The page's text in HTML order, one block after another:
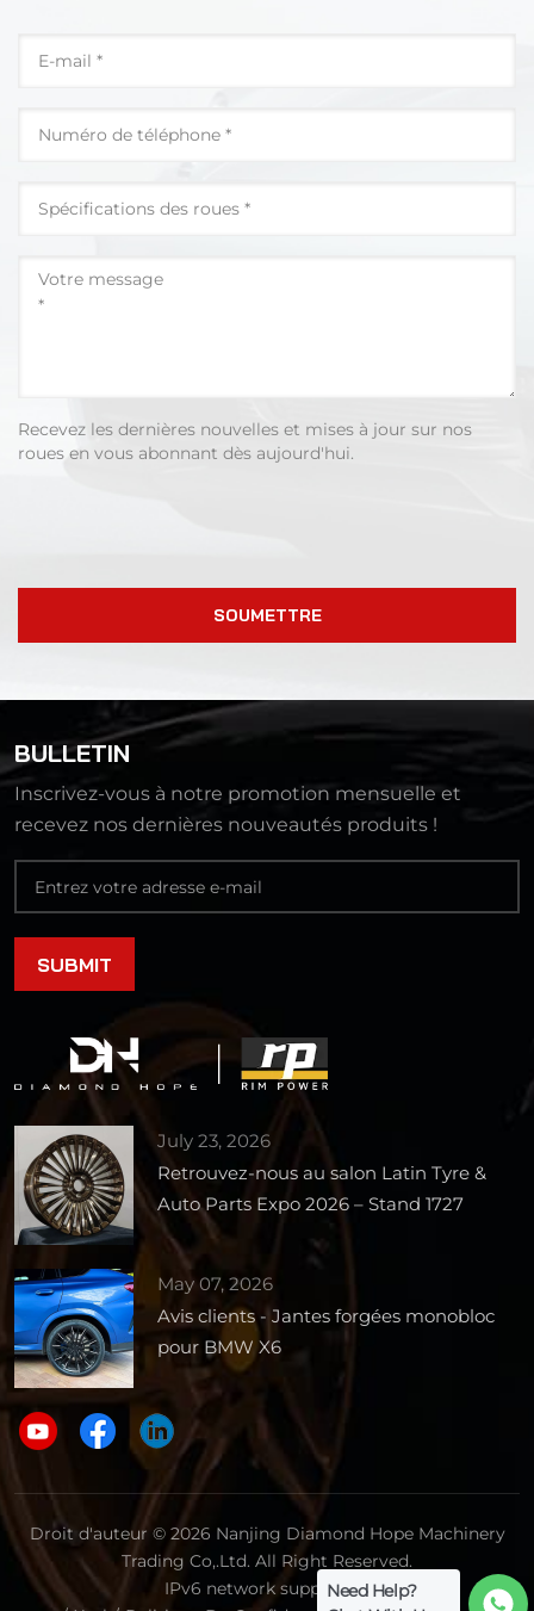
Recevez les dernières nouvelles et mises à jour sur nos
roues en vous abonnant dès aujourd'hui.
SOUMETTRE
BULLETIN
Inscrivez-vous à notre promotion mensuelle et
recevez nos dernières nouveautés produits !
July 23, 2026
Retrouvez-nous au salon Latin Tyre &
Auto Parts Expo 2026 – Stand 1727
May 07, 2026
Avis clients - Jantes forgées monobloc
pour BMW X6
Droit d'auteur © 2026 Nanjing Diamond Hope Machinery
Trading Co,.Ltd. All Right Reserved.
IPv6 network supported.Need Help?